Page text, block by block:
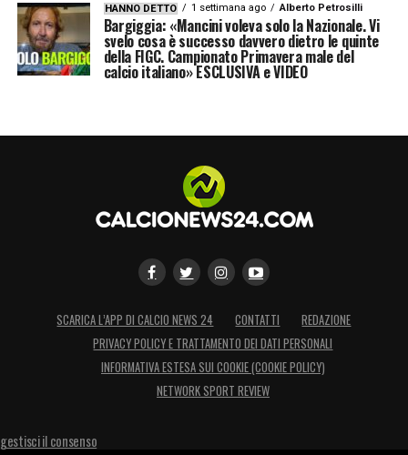
HANNO DETTO 1 settimana ago Alberto Petrosilli
Bargiggia: «Mancini voleva solo la Nazionale. Vi
svelo cosa è successo davvero dietro le quinte
della FIGC. Campionato Primavera male del
calcio italiano» ESCLUSIVA e VIDEO
SCARICA L’APP DI CALCIO NEWS 24 CONTATTI
REDAZIONE
PRIVACY POLICY E TRATTAMENTO DEI DATI PERSONALI
INFORMATIVA ESTESA SUI COOKIE (COOKIE POLICY)
NETWORK SPORT REVIEW
gestisci il consenso